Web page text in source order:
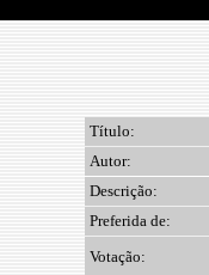
Título:
Autor:
Descrição:
Preferida de:
Votação: